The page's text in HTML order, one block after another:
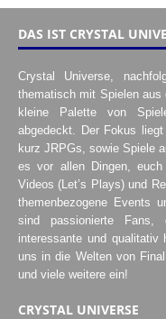
DAS IST CRYSTAL
Crystal Universe,
thematisch mit Spielen
kleine Palette von
abgedeckt. Der Fokus liegt
kurz JRPGs, sowie Spiele
es vor allen Dingen,
Videos (Let’s Plays) und
themenbezogene Events
sind passionierte
interessante und qualitativ
uns in die Welten von
und viele weitere ein!
CRYSTAL UNIVERSE